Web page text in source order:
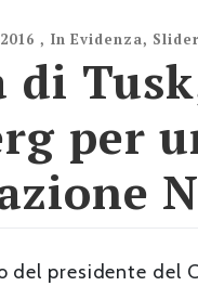
, In Evidenza, Slider
per
del presidente del